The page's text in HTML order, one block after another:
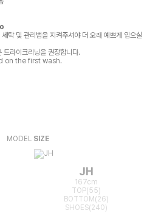
탁 및 관리법을 지켜주셔야 더 오래 예쁘게 입으실
드라이크리닝을 권장합니다.
on the first wash.
MODEL SIZE
JH
167cm
TOP(55)
BOTTOM(26)
SHOES(240)